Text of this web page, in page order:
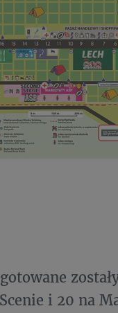
i 20 na